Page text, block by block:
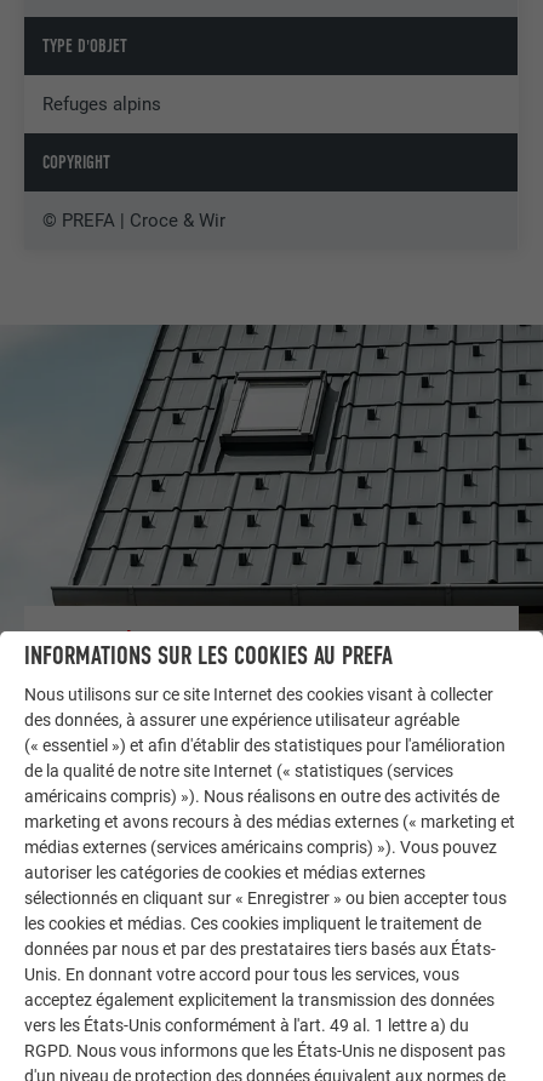
TYPE D'OBJET
Refuges alpins
COPYRIGHT
© PREFA | Croce & Wir
LAISSEZ-VOUS INSPIRER
AUTRES BÂTIMENTS
La galerie de références PREFA démontre la
polyvalence de l’aluminium. Découvrez d’autres projets
impressionnants avec les solutions en aluminium
durables de PREFA pour toitures, systèmes solaires et
façades.
VOIR DAVANTAGE DE RÉFÉRENCES
INFORMATIONS SUR LES COOKIES AU PREFA
Nous utilisons sur ce site Internet des cookies visant à collecter
des données, à assurer une expérience utilisateur agréable
(« essentiel ») et afin d'établir des statistiques pour l'amélioration
de la qualité de notre site Internet (« statistiques (services
américains compris) »). Nous réalisons en outre des activités de
marketing et avons recours à des médias externes (« marketing et
médias externes (services américains compris) »). Vous pouvez
autoriser les catégories de cookies et médias externes
sélectionnés en cliquant sur « Enregistrer » ou bien accepter tous
les cookies et médias. Ces cookies impliquent le traitement de
données par nous et par des prestataires tiers basés aux États-
Unis. En donnant votre accord pour tous les services, vous
acceptez également explicitement la transmission des données
vers les États-Unis conformément à l'art. 49 al. 1 lettre a) du
RGPD. Nous vous informons que les États-Unis ne disposent pas
d'un niveau de protection des données équivalent aux normes de